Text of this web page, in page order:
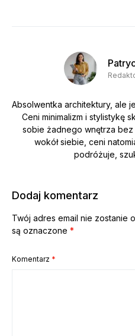
Absolwentka architektury, ale
Ceni minimalizm i stylistykę
sobie żadnego wnętrza bez
wokół siebie, ceni
podróżuje,
Dodaj komentarz
Twój adres email nie zostanie
są oznaczone *
Komentarz *